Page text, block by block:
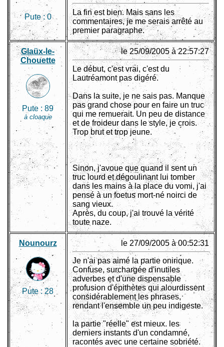
Pute :0
La fin est bien. Mais sans les
commentaires, je me serais arrêté au
premier paragraphe.
Glaüx-le-
Chouette
Pute : 89
à cloaque
le 25/09/2005 à 22:57:27
Le début, c'est vrai, c'est du
Lautréamont pas digéré.
Dans la suite, je ne sais pas. Manque
pas grand chose pour en faire un truc
qui me remuerait. Un peu de distance
et de froideur dans le style, je crois.
Trop brut et trop jeune.
Sinon, j'avoue que quand il sent un
truc lourd et dégoulinant lui tomber
dans les mains à la place du vomi, j'ai
pensé à un foetus mort-né noirci de
sang vieux.
Après, du coup, j'ai trouvé la vérité
toute naze.
Nounourz
Pute :28
le 27/09/2005 à 00:52:31
Je n'ai pas aimé la partie onirique.
Confuse, surchargée d'inutiles
adverbes et d'une dispensable
profusion d'épithètes qui alourdissent
considérablement les phrases,
rendant l'ensemble un peu indigeste.
la partie "réelle" est mieux. les
derniers instants d'un condamné,
racontés avec une certaine sobriété.